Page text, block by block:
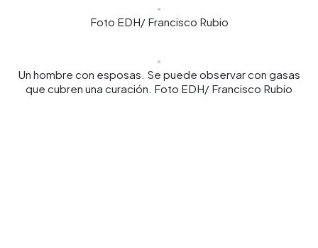
Foto EDH/ Francisco Rubio
Un hombre con esposas. Se puede observar con gasas
que cubren una curación. Foto EDH/ Francisco Rubio